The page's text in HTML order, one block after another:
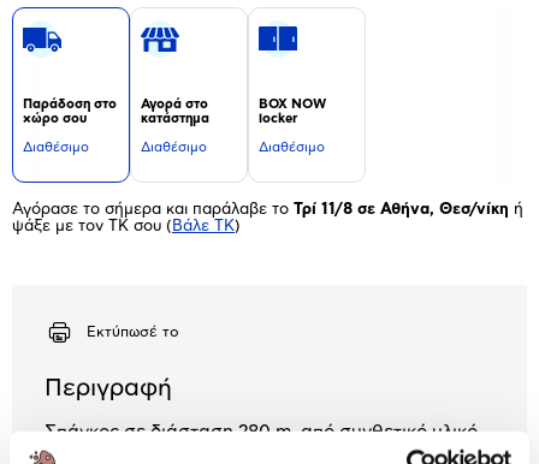
Παράδοση στο
χώρο σου
Διαθέσιμο
Αγορά στο
κατάστημα
Διαθέσιμο
BOX NOW
locker
Διαθέσιμο
Αγόρασε το σήμερα και παράλαβε το Τρί 11/8 σε Αθήνα, Θεσ/νίκη ή
ψάξε με τον ΤΚ σου ( Βάλε ΤΚ)
Εκτύπωσέ το
Περιγραφή
Σπάγκος σε διάσταση 280 m, από συνθετικό υλικό
για να "λύνεις" και να δένεις στην μεταφορά των